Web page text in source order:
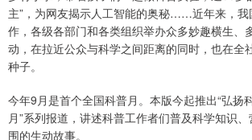
主”，为网友揭示人工智能的奥秘……近年来，我
作，各级各部门和各类组织举办众多妙趣横生、
动，在拉近公众与科学之间距离的同时，也在全
种子。
今年9月是首个全国科普月。本版今起推出“弘扬
月”系列报道，讲述科普工作者们普及科学知识
围的生动故事。